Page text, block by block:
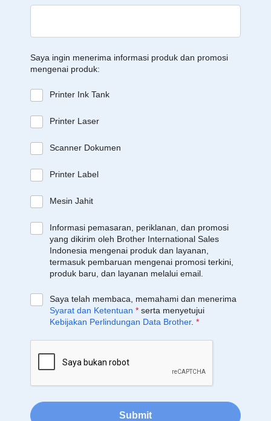
Saya ingin menerima informasi produk dan promosi
mengenai produk:
Printer Ink Tank
Printer Laser
Scanner Dokumen
Printer Label
Mesin Jahit
Informasi pemasaran, periklanan, dan promosi
yang dikirim oleh Brother International Sales
Indonesia mengenai produk dan layanan,
termasuk pembaruan mengenai promosi terkini,
produk baru, dan layanan melalui email.
Saya telah membaca, memahami dan menerima
Syarat dan Ketentuan * serta menyetujui
Kebijakan Perlindungan Data Brother. *
Submit